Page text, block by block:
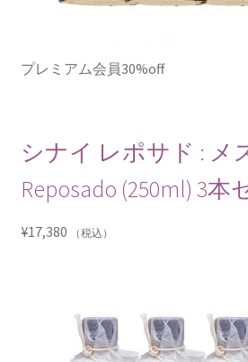
プレミアム会員30%off
シナイ レポサド : メ
Reposado (250ml) 3本
¥17,380 （税込）